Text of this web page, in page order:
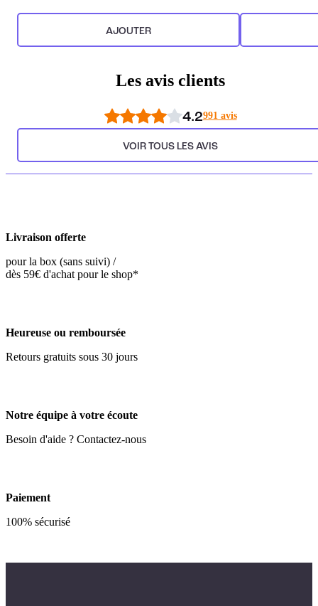
AJOUTER
Les avis clients
4.2991 avis
VOIR TOUS LES AVIS
Livraison offerte
pour la box (sans suivi) /
dès 59€ d'achat pour le shop*
Heureuse ou remboursée
Retours gratuits sous 30 jours
Notre équipe à votre écoute
Besoin d'aide ? Contactez-nous
Paiement
100% sécurisé